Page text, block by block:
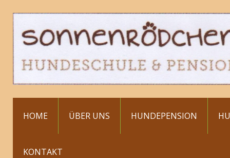
HOME ÜBER UNS HUNDEPENSION
KONTAKT